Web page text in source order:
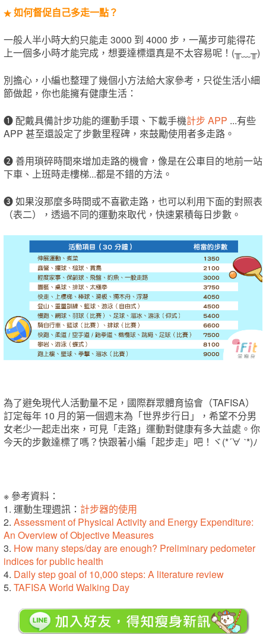
★ 如何督促自己多走一點？
一般人半小時大約只能走 3000 到 4000 步，一萬步可能得花
上一個多小時才能完成，想要達標還真是不太容易呢！(╥﹏╥)
別擔心，小編也整理了幾個小方法給大家參考，只從生活小細
節做起，你也能擁有健康生活：
❶配戴具備計步功能的運動手環、下載手機計步 APP ...有些
APP 甚至還設定了步數里程碑，來鼓勵使用者多走路。
❷善用瑣碎時間來增加走路的機會，像是在公車目的地前一站
下車、上班時走樓梯...都是不錯的方法。
❸如果沒那麼多時間或不喜歡走路，也可以利用下面的對照表
（表二），透過不同的運動來取代，快速累積每日步數。
為了避免現代人活動量不足，國際群眾體育協會（TAFISA）
訂定每年 10 月的第一個週末為「世界步行日」，希望不分男
女老少一起走出來，可見「走路」運動對健康有多大益處。 你
今天的步數達標了嗎？快跟著小編「起步走」吧！ヾ(*´∀ ˋ*)ﾉ
※ 參考資料：
1. 運動生理週訊： 計步器的使用
2. Assessment of Physical Activity and Energy Expenditure:
An Overview of Objective Measures
3. How many steps/day are enough? Preliminary pedometer
indices for public health
4. Daily step goal of 10,000 steps: A literature review
5. TAFISA World Walking Day